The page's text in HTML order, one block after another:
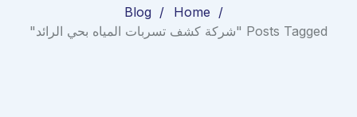
Home
Blog
Posts Tagged "شركة كشف تسربات المياه بحي الرائد"